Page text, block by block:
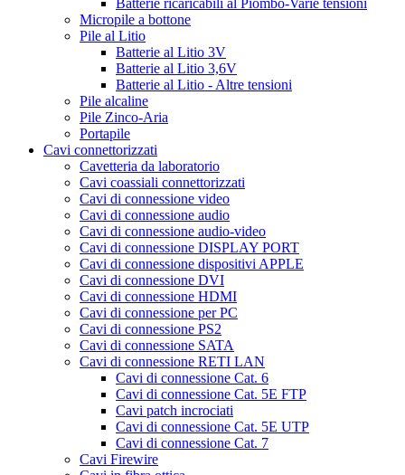
Micropile a bottone
Pile al Litio
Batterie al Litio 3V
Batterie al Litio 3,6V
Batterie al Litio - Altre tensioni
Pile alcaline
Pile Zinco-Aria
Portapile
Cavi connettorizzati
Cavetteria da laboratorio
Cavi coassiali connettorizzati
Cavi di connessione video
Cavi di connessione audio
Cavi di connessione audio-video
Cavi di connessione DISPLAY PORT
Cavi di connessione dispositivi APPLE
Cavi di connessione DVI
Cavi di connessione HDMI
Cavi di connessione per PC
Cavi di connessione PS2
Cavi di connessione SATA
Cavi di connessione RETI LAN
Cavi di connessione Cat. 6
Cavi di connessione Cat. 5E FTP
Cavi patch incrociati
Cavi di connessione Cat. 5E UTP
Cavi di connessione Cat. 7
Cavi Firewire